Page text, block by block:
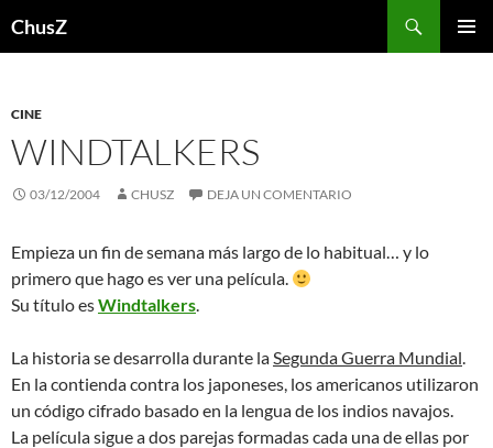
ChusZ
CINE
WINDTALKERS
03/12/2004 CHUSZ DEJA UN COMENTARIO
Empieza un fin de semana más largo de lo habitual… y lo
primero que hago es ver una película.
Su título esWindtalkers.
La historia se desarrolla durante laSegunda Guerra Mundial.
En la contienda contra los japoneses, los americanos utilizaron
un código cifrado basado en la lengua de los indios navajos.
La película sigue a dos parejas formadas cada una de ellas por